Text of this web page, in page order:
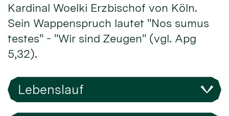
Kardinal Woelki Erzbischof von Köln.
Sein Wappenspruch lautet "Nos sumus
testes" - "Wir sind Zeugen" (vgl. Apg
5,32).
Lebenslauf